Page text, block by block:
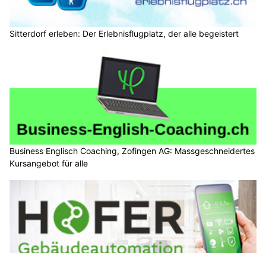
Sitterdorf erleben: Der Erlebnisflugplatz, der alle begeistert
Business Englisch Coaching, Zofingen AG: Massgeschneidertes
Kursangebot für alle